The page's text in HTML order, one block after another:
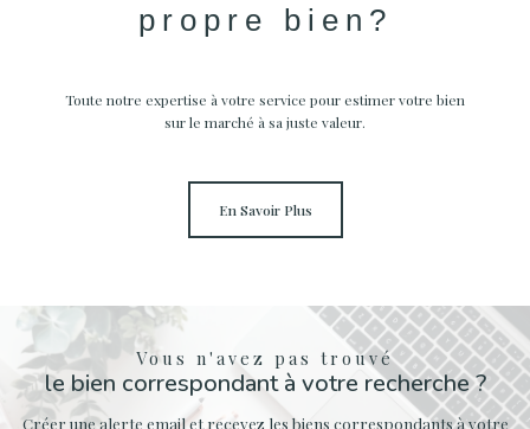
propre bien?
Toute notre expertise à votre service pour estimer votre bien
sur le marché à sa juste valeur.
En Savoir Plus
Vous n'avez pas trouvé
le bien correspondant à votre recherche ?
Créer une alerte email et recevez les biens correspondants à votre